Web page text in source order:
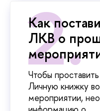
Как
ЛКВ о
Чтобы
Личную книжку
мероприятии,